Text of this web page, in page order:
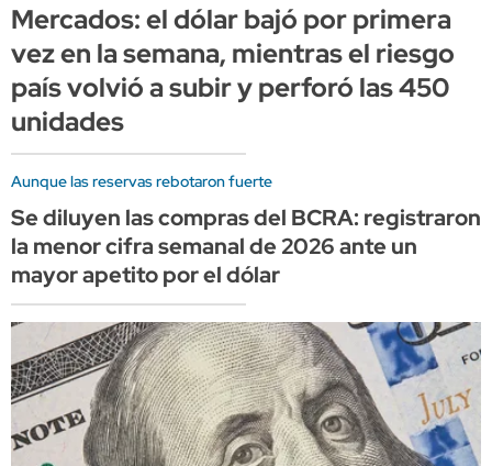
Mercados: el dólar bajó por primera
vez en la semana, mientras el riesgo
país volvió a subir y perforó las 450
unidades
Aunque las reservas rebotaron fuerte
Se diluyen las compras del BCRA: registraron
la menor cifra semanal de 2026 ante un
mayor apetito por el dólar